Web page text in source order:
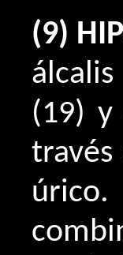
(9)
(19) y
través